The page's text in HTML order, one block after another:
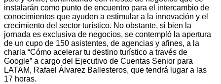
instalarán como punto de encuentro para el intercambio de
conocimientos que ayuden a estimular a la innovación y el
crecimiento del sector turístico. No obstante, si bien la
jornada es exclusiva de negocios, se contempló la apertura
de un cupo de 150 asistentes, de agencias y afines, a la
charla “Cómo acelerar tu destino turístico a través de
Google” a cargo del Ejecutivo de Cuentas Senior para
LATAM, Rafael Álvarez Ballesteros, que tendrá lugar a las
17 horas.